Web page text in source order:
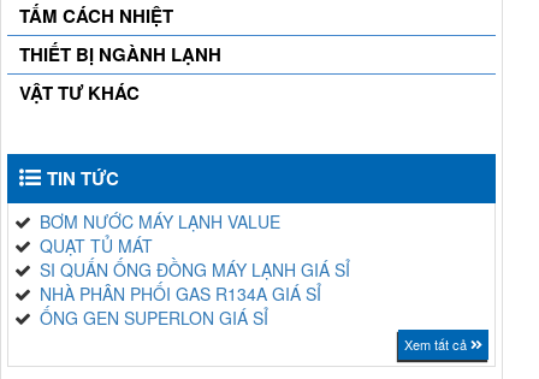
TẤM CÁCH NHIỆT
THIẾT BỊ NGÀNH LẠNH
VẬT TƯ KHÁC
TIN TỨC
BƠM NƯỚC MÁY LẠNH VALUE
QUẠT TỦ MÁT
SI QUẤN ỐNG ĐỒNG MÁY LẠNH GIÁ SỈ
NHÀ PHÂN PHỐI GAS R134A GIÁ SỈ
ỐNG GEN SUPERLON GIÁ SỈ
Xem tất cả